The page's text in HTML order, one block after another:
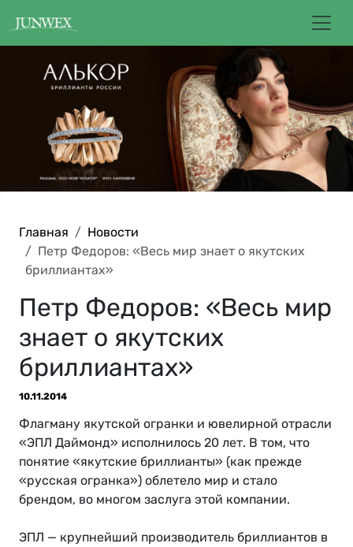
Главная
Новости
Петр Федоров: «Весь мир знает о якутских
бриллиантах»
Петр Федоров: «Весь мир
знает о якутских
бриллиантах»
10.11.2014
Флагману якутской огранки и ювелирной отрасли
«ЭПЛ Даймонд» исполнилось 20 лет. В том, что
понятие «якутские бриллианты» (как прежде
«русская огранка») облетело мир и стало
брендом, во многом заслуга этой компании.
ЭПЛ — крупнейший производитель бриллиантов в